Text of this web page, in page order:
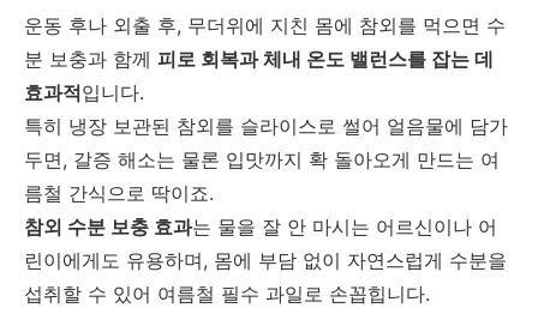
운동 후나 외출 후, 무더위에 지친 몸에 참외를 먹으면 수
분 보충과 함께 피로 회복과 체내 온도 밸런스를 잡는 데
효과적입니다.
특히 냉장 보관된 참외를 슬라이스로 썰어 얼음물에 담가
두면, 갈증 해소는 물론 입맛까지 확 돌아오게 만드는 여
름철 간식으로 딱이죠.
참외 수분 보충 효과는 물을 잘 안 마시는 어르신이나 어
린이에게도 유용하며, 몸에 부담 없이 자연스럽게 수분을
섭취할 수 있어 여름철 필수 과일로 손꼽힙니다.